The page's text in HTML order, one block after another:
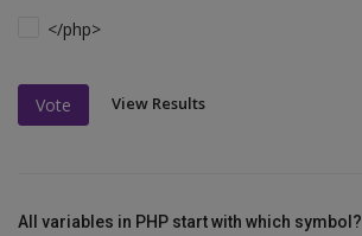
</php>
Vote View Results
All variables in PHP start with which symbol?